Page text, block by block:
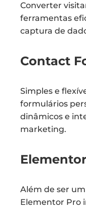
Converter
ferramentas
captura de
Contact
Simples e
formulários
dinâmicos e
marketing.
Além de ser
Elementor Pro